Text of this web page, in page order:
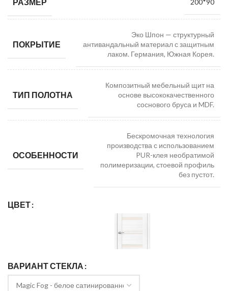
200*90
ПОКРЫТИЕ
Эко Шпон — структурный
антивандальный материал с защитным
лаком. Германия, Южная Корея.
ТИП ПОЛОТНА
Композитный мебельный щит на
основе высококачественного
соснового бруса и MDF.
ОСОБЕННОСТИ
Бескромочная технология
производства с использованием
PUR-клея необратимой
полимеризации, стоевой профиль
без пустот.
ЦВЕТ
ВАРИАНТ СТЕКЛА